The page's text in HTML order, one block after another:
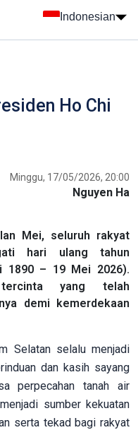
Indonesian
Ho Chi
Minggu, 17/05/2026, 20:00
Nguyen Ha
Mei, seluruh rakyat
hari ulang tahun
1890 – 19 Mei 2026).
yang telah
demi kemerdekaan
Selatan selalu menjadi
dan kasih sayang
perpecahan tanah air
sumber kekuatan
serta tekad bagi rakyat